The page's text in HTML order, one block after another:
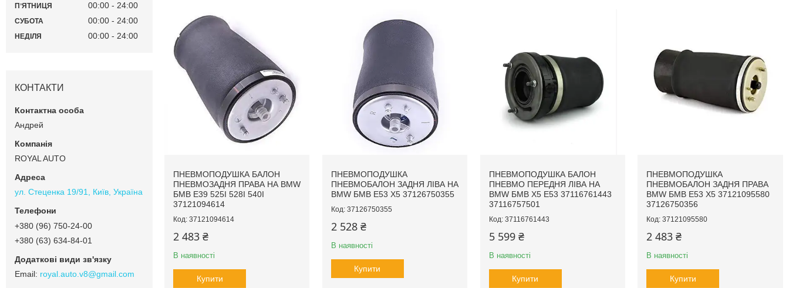
ПНЕВМОПОДУШКА БАЛОН
ПНЕВМОЗАДНЯ ПРАВА НА BMW
БМВ E39 525I 528I 540I
37121094614
37121094614
2 483 ₴
В наявності
Купити
ПНЕВМОПОДУШКА
ПНЕВМОБАЛОН ЗАДНЯ ЛІВА НА
BMW БМВ E53 X5 37126750355
37126750355
2 528 ₴
В наявності
Купити
ПНЕВМОПОДУШКА БАЛОН
ПНЕВМО ПЕРЕДНЯ ЛІВА НА
BMW БМВ X5 E53 37116761443
37116757501
37116761443
5 599 ₴
В наявності
Купити
ПНЕВМОПОДУШКА
ПНЕВМОБАЛОН ЗАДНЯ ПРАВА
BMW БМВ E53 X5 37121095580
37126750356
37121095580
2 483 ₴
В наявності
Купити
ПʼЯТНИЦЯ 00:00 24:00
СУБОТА 00:00 24:00
НЕДІЛЯ 00:00 24:00
КОНТАКТИ
Андрей
ROYAL AUTO
ул. Стеценка 19/91, Київ, Україна
+380 (96) 750-24-00
+380 (63) 634-84-01
royal.auto.v8@gmail.com